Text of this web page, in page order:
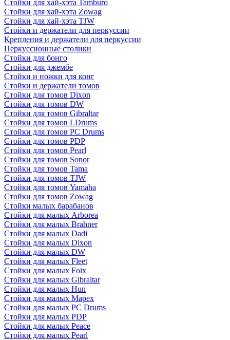
Стойки для хай-хэта Tamburo
Стойки для хай-хэта Zowag
Стойки для хай-хэта TJW
Стойки и держатели для перкуссии
Крепления и держатели для перкуссии
Перкуссионные столики
Стойки для бонго
Стойки для джембе
Стойки и ножки для конг
Стойки и держатели томов
Стойки для томов Dixon
Стойки для томов DW
Стойки для томов Gibraltar
Стойки для томов LDrums
Стойки для томов PC Drums
Стойки для томов PDP
Стойки для томов Pearl
Стойки для томов Sonor
Стойки для томов Tama
Стойки для томов TJW
Стойки для томов Yamaha
Стойки для томов Zowag
Стойки малых барабанов
Стойки для малых Arborea
Стойки для малых Brahner
Стойки для малых Dadi
Стойки для малых Dixon
Стойки для малых DW
Стойки для малых Fleet
Стойки для малых Foix
Стойки для малых Gibraltar
Стойки для малых Hun
Стойки для малых Mapex
Стойки для малых PC Drums
Стойки для малых PDP
Стойки для малых Peace
Стойки для малых Pearl